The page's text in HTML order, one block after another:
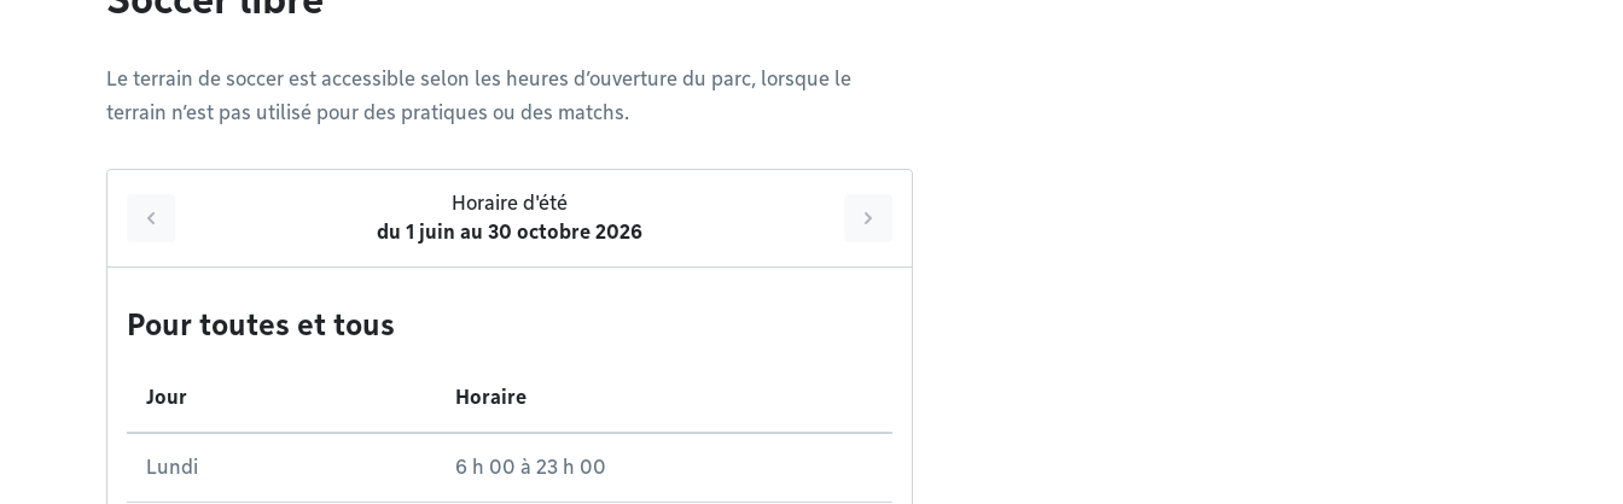
Le terrain de soccer est accessible selon les heures d’ouverture du parc, lorsque le
terrain n’est pas utilisé pour des pratiques ou des matchs.
Horaire d'été
du 1 juin au 30 octobre 2026
Pour toutes et tous
Jour Horaire
Lundi 6 h 00 à 23 h 00